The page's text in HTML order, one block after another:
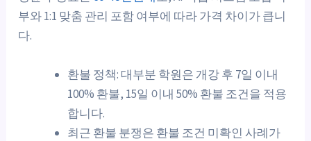
부와 1:1 맞춤 관리 포함 여부에 따라 가격 차이가 큽니
다.
환불 정책: 대부분 학원은 개강 후 7일 이내
100% 환불, 15일 이내 50% 환불 조건을 적용
합니다.
최근 환불 분쟁은 환불 조건 미확인 사례가